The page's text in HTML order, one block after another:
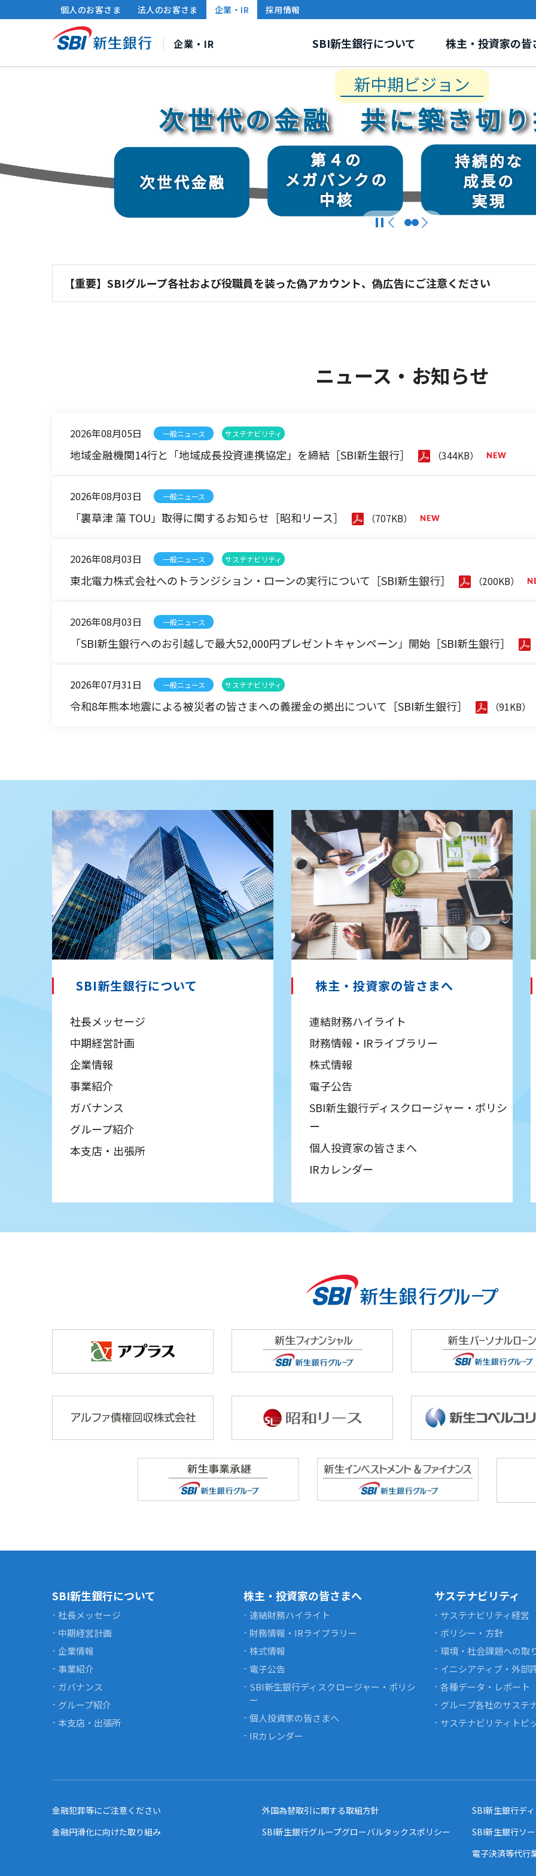
【重要】SBIグループ各社および役職員を装った偽アカウント、偽広告にご注意ください
ニュース・お知らせ
2026年08月05日 一般ニュース サステナビリティ
地域金融機関14行と「地域成長投資連携協定」を締結［SBI新生銀行］ （344KB）
2026年08月03日 一般ニュース
「裏草津 蕩 TOU」取得に関するお知らせ［昭和リース］ （707KB）
2026年08月03日 一般ニュース サステナビリティ
東北電力株式会社へのトランジション・ローンの実行について［SBI新生銀行］ （200KB）
2026年08月03日 一般ニュース
「SBI新生銀行へのお引越しで最大52,000円プレゼントキャンペーン」開始［SBI新生銀行］
2026年07月31日 一般ニュース サステナビリティ
令和8年熊本地震による被災者の皆さまへの義援金の拠出について［SBI新生銀行］ （91KB）
SBI新生銀行について
社長メッセージ
中期経営計画
企業情報
事業紹介
ガバナンス
グループ紹介
本支店・出張所
株主・投資家の皆さまへ
連結財務ハイライト
財務情報・IRライブラリー
株式情報
電子公告
SBI新生銀行ディスクロージャー・ポリシ
ー
個人投資家の皆さまへ
IRカレンダー
SBI新生銀行について
社長メッセージ
中期経営計画
企業情報
事業紹介
ガバナンス
グループ紹介
本支店・出張所
株主・投資家の皆さまへ
連結財務ハイライト
財務情報・IRライブラリー
株式情報
電子公告
SBI新生銀行ディスクロージャー・ポリシ
ー
個人投資家の皆さまへ
IRカレンダー
サステナビリティ
サステナビリティ経営
ポリシー・方針
環境・社会課題への取
イニシアティブ・外部
各種データ・レポート
グループ各社のサステ
サステナビリティトピ
金融犯罪等にご注意ください
金融円滑化に向けた取り組み
外国為替取引に関する取組方針
SBI新生銀行グループグローバルタックスポリシー
SBI新生銀行デ
SBI新生銀行ソ
電子決済等代行
個人のお客さま 法人のお客さま 企業・IR 採用情報
SBI新生銀行について
中期経営計画 企業情報 事業紹介 ガバナンス グループ紹介
SBI新生銀行について
株主・投資家の皆さまへ
財務情報・IRライブラリー 株式情報 電子公告
SBI新生銀行ディ
個人投資家の皆さまへ
IRカレンダー
株主・投資家の皆
サステナビリティ
ポリシー・方針 環境・社会課題への取り組み
イニシアティブ・外部評
グループ各社のサステナビリティ
サステナビリティトピックス
企業・IR